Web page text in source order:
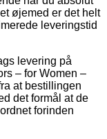
øjemed er det helt
leveringstid
levering på
– for Women –
at bestillingen
det formål at de
forinden